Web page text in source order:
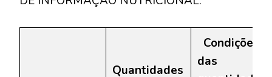
Quantidades
Condições
das